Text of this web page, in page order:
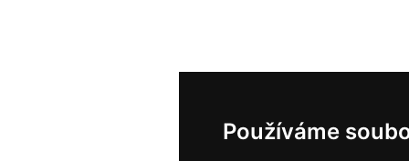
Používáme